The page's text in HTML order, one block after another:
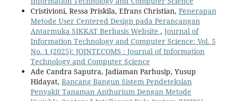
Cristivioni, Ressa Priskila, Efrans Christian, Penerapan
Metode User Centered Design pada Perancangan
Antarmuka SIKKAT Berbasis Website , Journal of
Information Technology and Computer Science: Vol. 5
No. 1 (2025): JOINTECOMS : Journal of Information
Technology and Computer Science
Ade Candra Saputra, Jadiaman Parhusip, Yusup
Hidayat, Rancang Bangun Sistem Pendeteksian
Penyakit Tanaman Anthurium Dengan Metode